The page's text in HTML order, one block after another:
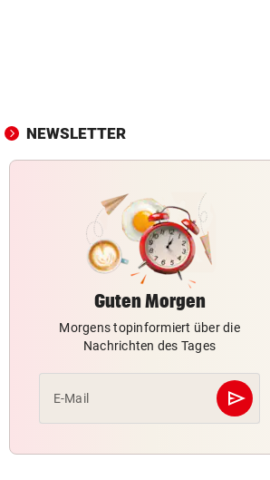
NEWSLETTER
Guten Morgen
Morgens topinformiert über die
Nachrichten des Tages
E-Mail send